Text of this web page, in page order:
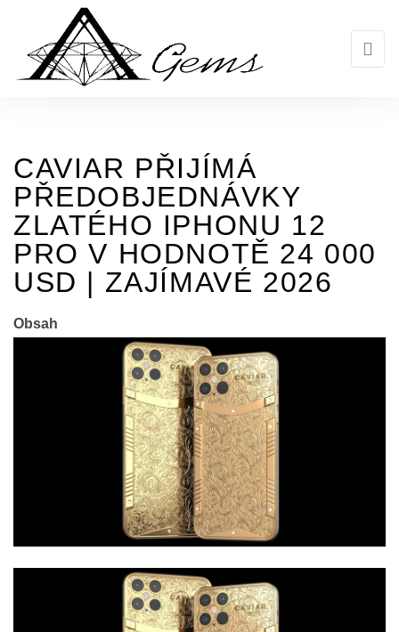
CAVIAR PŘIJÍMÁ
PŘEDOBJEDNÁVKY
ZLATÉHO IPHONU 12
PRO V HODNOTĚ 24 000
USD | ZAJÍMAVÉ 2026
Obsah